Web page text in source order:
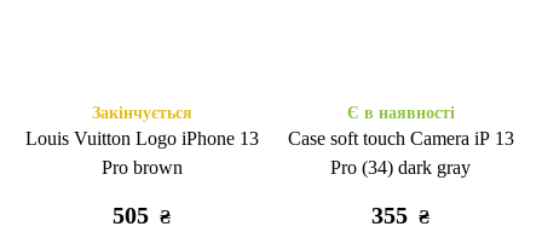
Закінчується
Louis Vuitton Logo iPhone 13
Pro brown
505 ₴
Є в наявності
Case soft touch Camera iP 13
Pro (34) dark gray
355 ₴